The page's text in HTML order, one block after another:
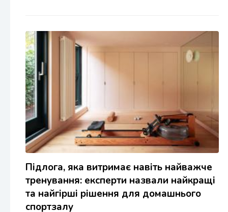
Підлога, яка витримає навіть найважче
тренування: експерти назвали найкращі
та найгірші рішення для домашнього
спортзалу